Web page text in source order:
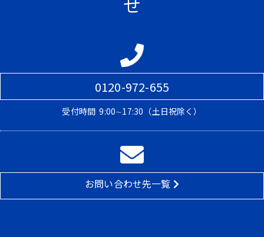
0120-972-655
受付時間 9:00∼17:30（土日祝除く）
お問い合わせ先一覧